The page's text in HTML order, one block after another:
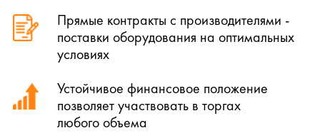
Прямые контракты с производителями -
поставки оборудования на оптимальных
условиях
Устойчивое финансовое положение
позволяет участвовать в торгах
любого объема